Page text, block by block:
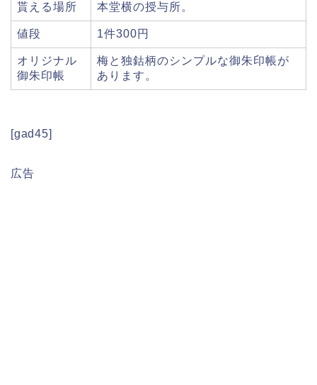
貰える場所 本堂横の授与所。
値段 1件300円
オリジナル
御朱印帳
梅と独鈷柄のシンプルな御朱印帳が
あります。
[gad45]
広告